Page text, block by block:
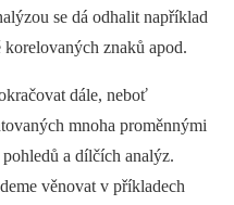
se dá odhalit například
znaků apod.
dále, neboť
mnoha proměn­nými
a dílčích analýz.
věnovat v příkladech